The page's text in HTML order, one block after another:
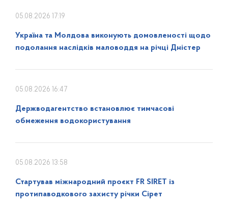
05.08.2026 17:19
Україна та Молдова виконують домовленості щодо
подолання наслідків маловоддя на річці Дністер
05.08.2026 16:47
Держводагентство встановлює тимчасові
обмеження водокористування
05.08.2026 13:58
Стартував міжнародний проєкт FR SIRET із
протипаводкового захисту річки Сірет